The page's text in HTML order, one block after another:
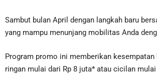
Sambut bulan April dengan langkah baru
yang mampu menunjang mobilitas Anda
Program promo ini memberikan
ringan mulai dari Rp 8 juta* atau cicilan